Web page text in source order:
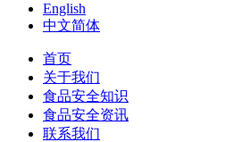
English
中文简体
首页
关于我们
食品安全知识
食品安全资讯
联系我们